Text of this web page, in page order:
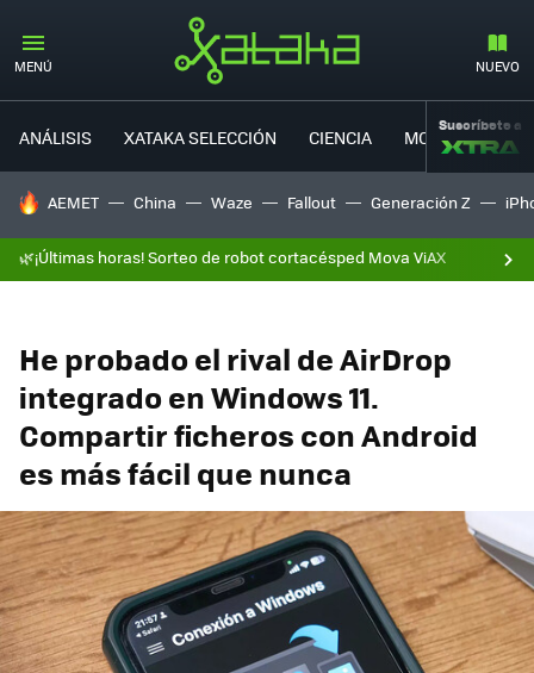
MENÚ NUEVO
ANÁLISIS XATAKA SELECCIÓN CIENCIA MOVILIDAD
Suscríbete a
HOY SE HABLA DE
AEMET China Waze Fallout Generación Z
🌿¡Últimas horas! Sorteo de robot cortacésped Mova ViAX
He probado el rival de AirDrop
integrado en Windows 11.
Compartir ficheros con Android
es más fácil que nunca